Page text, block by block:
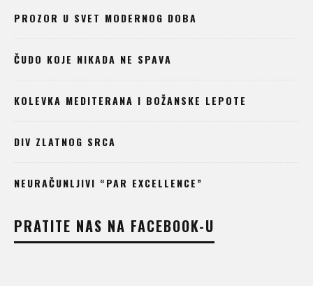
PROZOR U SVET MODERNOG DOBA
ČUDO KOJE NIKADA NE SPAVA
KOLEVKA MEDITERANA I BOŽANSKE LEPOTE
DIV ZLATNOG SRCA
NEURAČUNLJIVI “PAR EXCELLENCE”
PRATITE NAS NA FACEBOOK-U